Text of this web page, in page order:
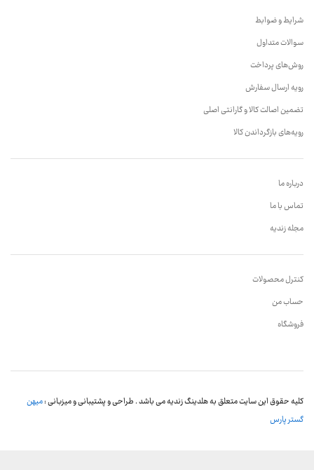
شرایط و ضوابط
سوالات متداول
روش‌های پرداخت
رویه ارسال سفارش
تضمین اصالت کالا و گارانتی اصلی
رویه‌های بازگرداندن کالا
درباره ما
تماس با ما
مجله زندیه
کنترل محصولات
حساب من
فروشگاه
کلیه حقوق این سایت متعلق به هلدینگ زندیه می باشد . طراحی و پشتیبانی و میزبانی :میهن
گستر پارس